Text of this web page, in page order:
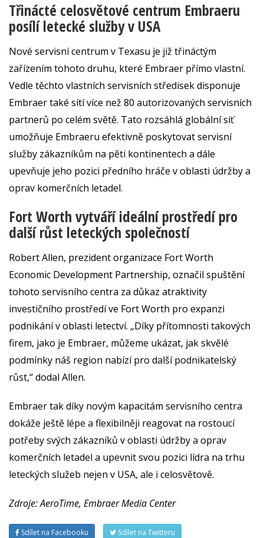
Třinácté celosvětové centrum Embraeru
posílí letecké služby v USA
Nové servisní centrum v Texasu je již třináctým
zařízením tohoto druhu, které Embraer přímo vlastní.
Vedle těchto vlastních servisních středisek disponuje
Embraer také sítí více než 80 autorizovaných servisních
partnerů po celém světě. Tato rozsáhlá globální síť
umožňuje Embraeru efektivně poskytovat servisní
služby zákazníkům na pěti kontinentech a dále
upevňuje jeho pozici předního hráče v oblasti údržby a
oprav komerčních letadel.
Fort Worth vytváří ideální prostředí pro
další růst leteckých společností
Robert Allen, prezident organizace Fort Worth
Economic Development Partnership, označil spuštění
tohoto servisního centra za důkaz atraktivity
investičního prostředí ve Fort Worth pro expanzi
podnikání v oblasti letectví. „Díky přítomnosti takových
firem, jako je Embraer, můžeme ukázat, jak skvělé
podmínky náš region nabízí pro další podnikatelský
růst,“ dodal Allen.
Embraer tak díky novým kapacitám servisního centra
dokáže ještě lépe a flexibilněji reagovat na rostoucí
potřeby svých zákazníků v oblasti údržby a oprav
komerčních letadel a upevnit svou pozici lídra na trhu
leteckých služeb nejen v USA, ale i celosvětově.
Zdroje: AeroTime, Embraer Media Center
Sdílet na Facebooku
Sdílet na Twitteru